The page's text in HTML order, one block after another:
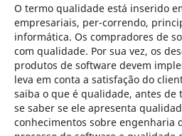
O termo qualidade está inserido
empresariais, per-correndo,
informática. Os compradores de
com qualidade. Por sua vez, os
produtos de software devem
leva em conta a satisfação do
saiba o que é qualidade, antes de
se saber se ele apresenta
conhecimentos sobre engenharia